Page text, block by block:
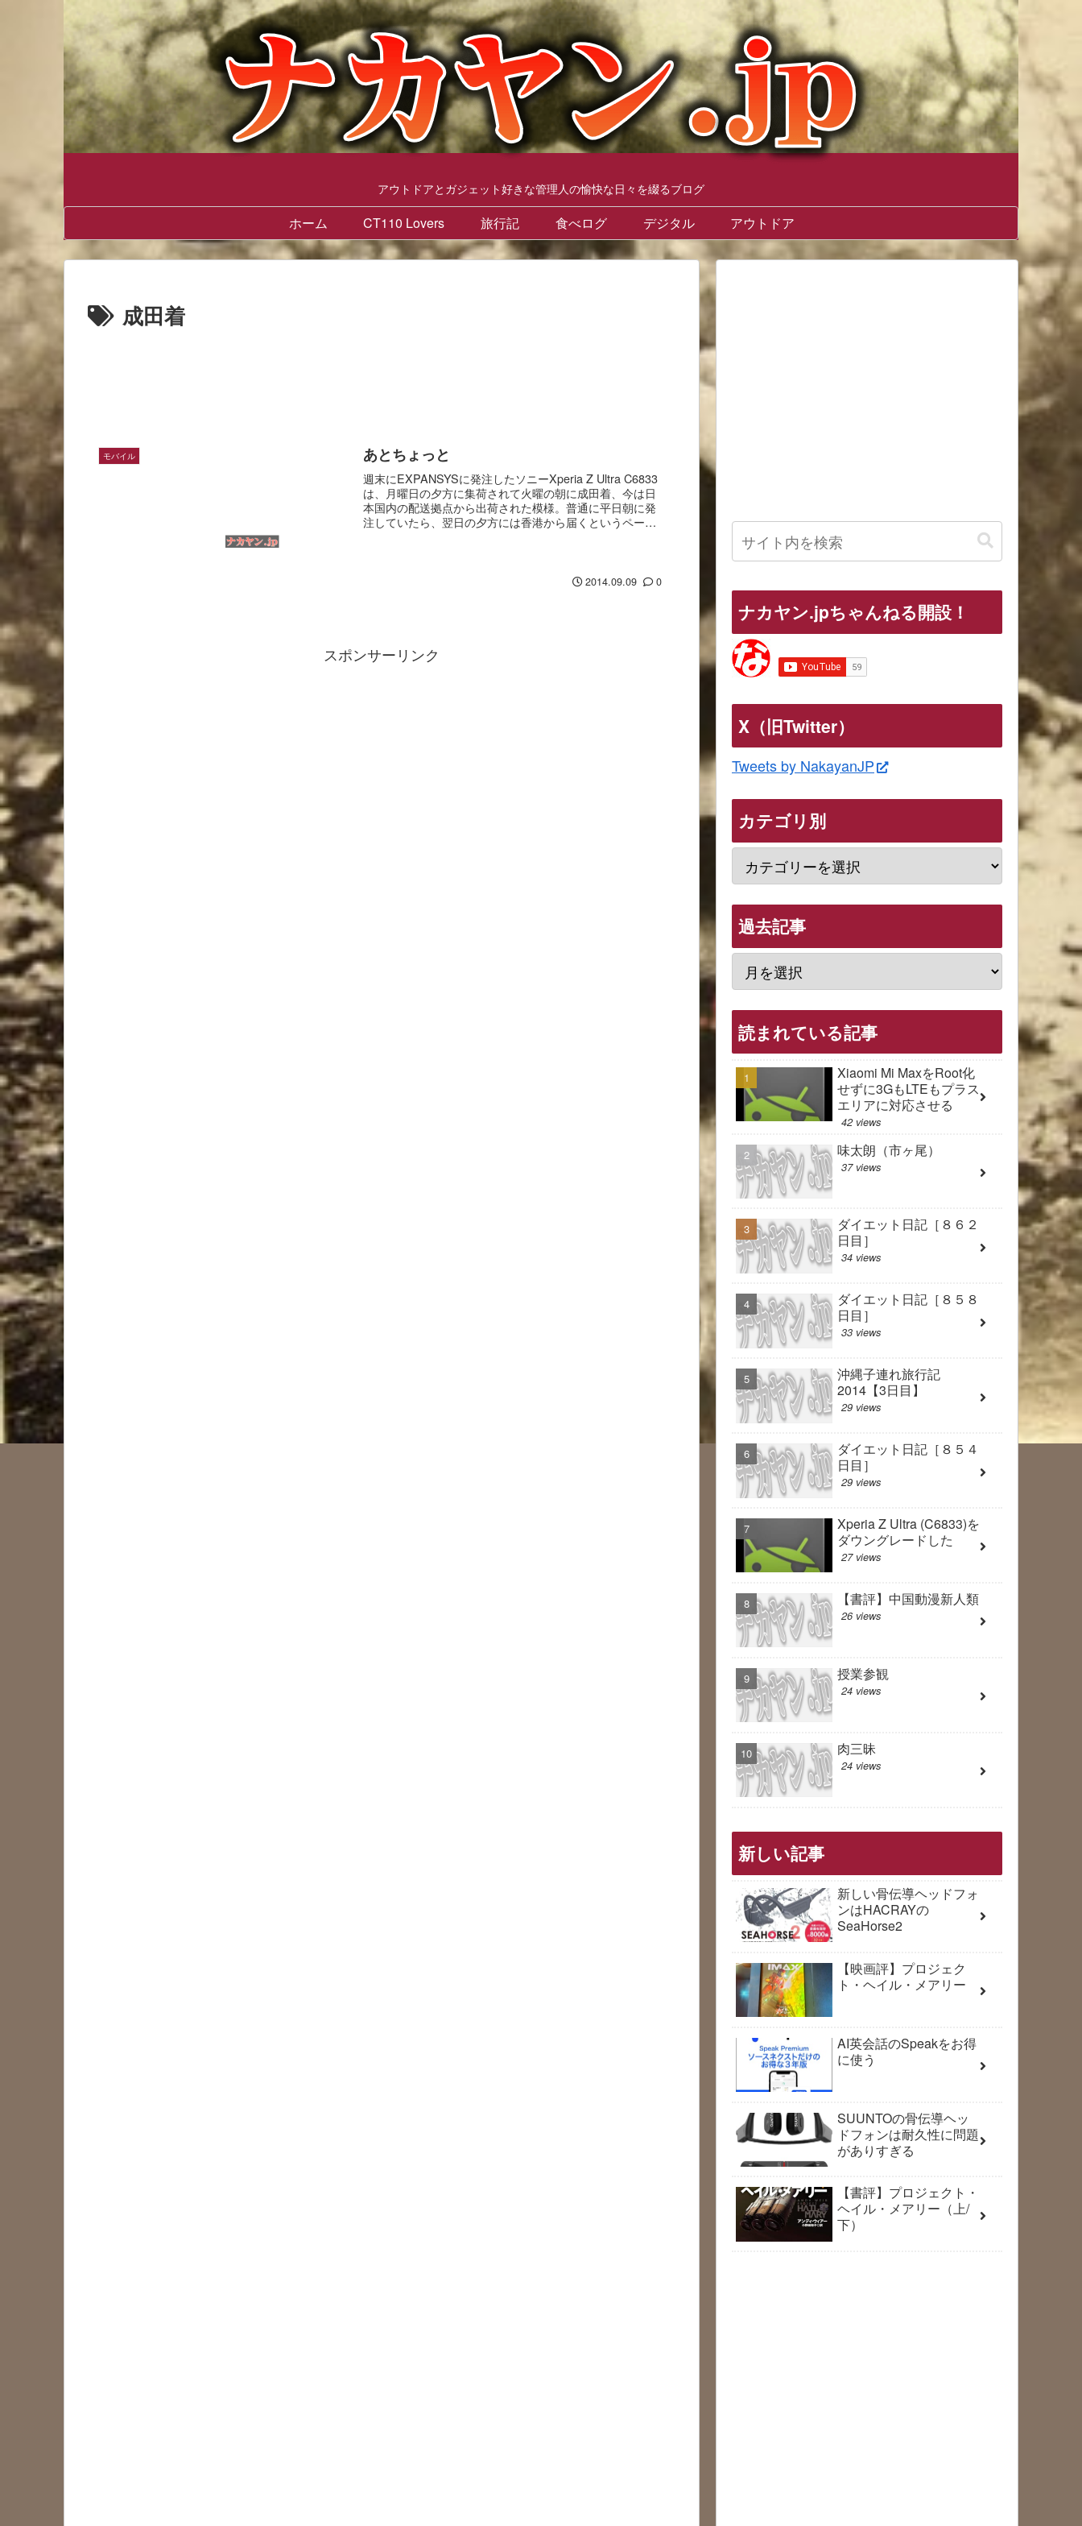
アウトドアとガジェット好きな管理人の愉快な日々を綴るブログ
ホーム CT110 Lovers 旅行記 食べログ デジタル アウトドア
成田着
モバイル あとちょっと
週末にEXPANSYSに発注したソニーXperia Z Ultra C6833
は、月曜日の夕方に集荷されて火曜の朝に成田着、今は日
本国内の配送拠点から出荷された模様。普通に平日朝に発
注していたら、翌日の夕方には香港から届くというペース
2014.09.09 0
スポンサーリンク
ナカヤン.jpちゃんねる開設！
X（旧Twitter）
Tweets by NakayanJP
カテゴリ別
過去記事
読まれている記事
Xiaomi Mi MaxをRoot化
せずに3GもLTEもプラス
エリアに対応させる
42 views
味太朗（市ヶ尾）
37 views
ダイエット日記［８６２
日目］
34 views
ダイエット日記［８５８
日目］
33 views
沖縄子連れ旅行記
2014【3日目】
29 views
ダイエット日記［８５４
日目］
29 views
Xperia Z Ultra (C6833)を
ダウングレードした
27 views
【書評】中国動漫新人類
26 views
授業参観
24 views
肉三昧
24 views
新しい記事
新しい骨伝導ヘッドフォ
ンはHACRAYの
SeaHorse2
【映画評】プロジェク
ト・ヘイル・メアリー
AI英会話のSpeakをお得
に使う
SUUNTOの骨伝導ヘッ
ドフォンは耐久性に問題
がありすぎる
【書評】プロジェクト・
ヘイル・メアリー（上/
下）